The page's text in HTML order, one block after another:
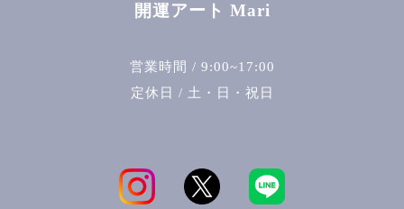
開運アート Mari
営業時間 / 9:00~17:00
定休日 / 土・日・祝日